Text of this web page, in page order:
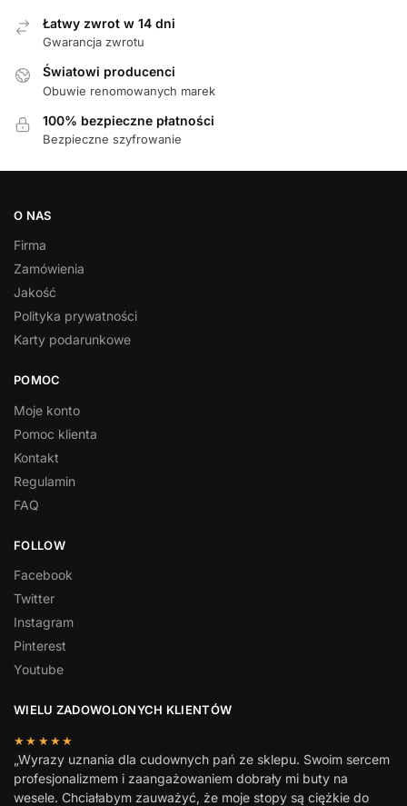
Łatwy zwrot w 14 dni
Gwarancja zwrotu
Światowi producenci
Obuwie renomowanych marek
100% bezpieczne płatności
Bezpieczne szyfrowanie
O NAS
Firma
Zamówienia
Jakość
Polityka prywatności
Karty podarunkowe
POMOC
Moje konto
Pomoc klienta
Kontakt
Regulamin
FAQ
FOLLOW
Facebook
Twitter
Instagram
Pinterest
Youtube
WIELU ZADOWOLONYCH KLIENTÓW
★★★★★
„Wyrazy uznania dla cudownych pań ze sklepu. Swoim sercem
profesjonalizmem i zaangażowaniem dobrały mi buty na
wesele. Chciałabym zauważyć, że moje stopy są ciężkie do